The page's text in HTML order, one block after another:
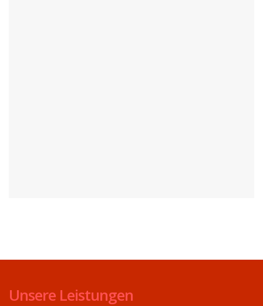
Unsere Leistungen